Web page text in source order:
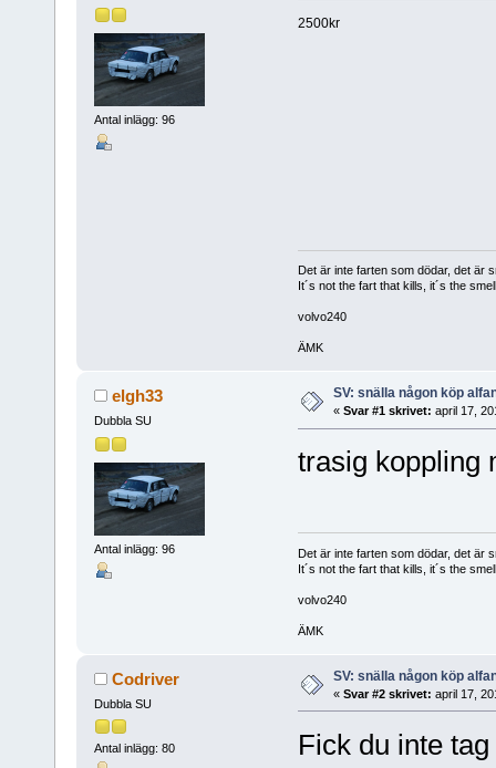
Antal inlägg: 96
2500kr
Det är inte farten som dödar, det är
It´s not the fart that kills, it´s the
volvo240
ÄMK
elgh33
Dubbla SU
Antal inlägg: 96
SV: snälla någon köp
« Svar #1 skrivet: april 17,
trasig koppling
Det är inte farten som dödar, det är
It´s not the fart that kills, it´s the
volvo240
ÄMK
Codriver
Dubbla SU
Antal inlägg: 80
SV: snälla någon köp
« Svar #2 skrivet: april 17,
Fick du inte